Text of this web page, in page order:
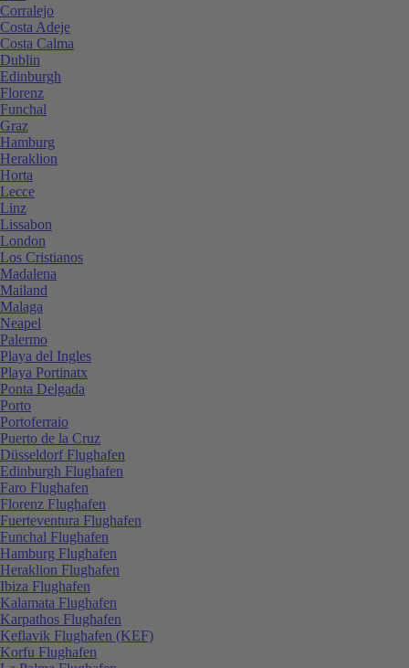
Corralejo
Costa Adeje
Costa Calma
Dublin
Edinburgh
Florenz
Funchal
Graz
Hamburg
Heraklion
Horta
Lecce
Linz
Lissabon
London
Los Cristianos
Madalena
Mailand
Malaga
Neapel
Palermo
Playa del Ingles
Playa Portinatx
Ponta Delgada
Porto
Portoferraio
Puerto de la Cruz
Düsseldorf Flughafen
Edinburgh Flughafen
Faro Flughafen
Florenz Flughafen
Fuerteventura Flughafen
Funchal Flughafen
Hamburg Flughafen
Heraklion Flughafen
Ibiza Flughafen
Kalamata Flughafen
Karpathos Flughafen
Keflavik Flughafen (KEF)
Korfu Flughafen